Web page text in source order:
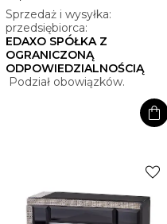
Sprzedaż i wysyłka:
przedsiębiorca:
EDAXO SPÓŁKA Z
OGRANICZONĄ
ODPOWIEDZIALNOŚCIĄ
Podział obowiązków.
shopping_bag
favorite